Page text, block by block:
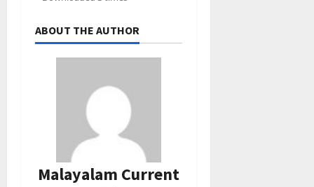
ABOUT THE AUTHOR
Malayalam Current